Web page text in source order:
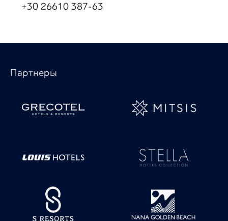
+30 26610 387-63
Партнеры